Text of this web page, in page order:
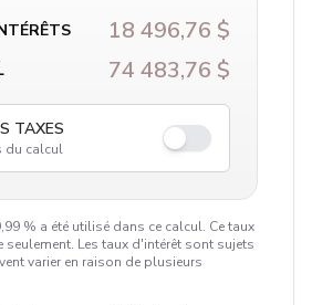
18 496,76 $
74 483,76 $
TAXES
du calcul
% a été utilisé dans ce calcul. Ce taux
seulement. Les taux d'intérêt sont sujets
varier en raison de plusieurs